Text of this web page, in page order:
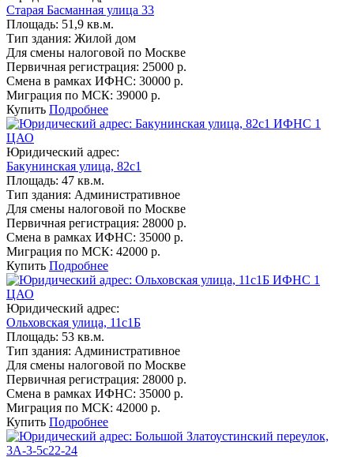
Старая Басманная улица 33
Площадь: 51,9 кв.м.
Тип здания: Жилой дом
Для смены налоговой по Москве
Первичная регистрация: 25000 р.
Смена в рамках ИФНС: 30000 р.
Миграция по МСК: 39000 р.
Купить Подробнее
ИФНС 1
ЦАО
Юридический адрес:
Бакунинская улица, 82с1
Площадь: 47 кв.м.
Тип здания: Административное
Для смены налоговой по Москве
Первичная регистрация: 28000 р.
Смена в рамках ИФНС: 35000 р.
Миграция по МСК: 42000 р.
Купить Подробнее
ИФНС 1
ЦАО
Юридический адрес:
Ольховская улица, 11с1Б
Площадь: 53 кв.м.
Тип здания: Административное
Для смены налоговой по Москве
Первичная регистрация: 28000 р.
Смена в рамках ИФНС: 35000 р.
Миграция по МСК: 42000 р.
Купить Подробнее